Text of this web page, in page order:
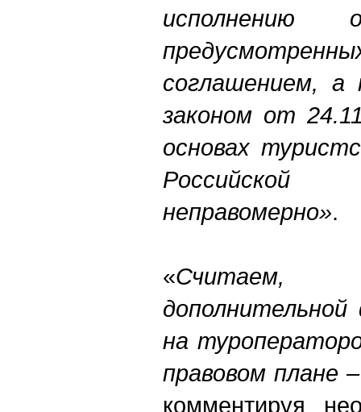
исполнению
соглашением,
законом от
основах
неправомерно».
«Считаем,
дополнительной
на
правовом плане
комментируя